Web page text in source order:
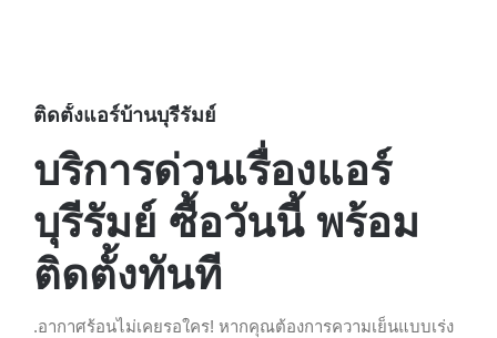
ติดตั้งแอร์บ้านบุรีรัมย์
บริการด่วนเรื่องแอร์
บุรีรัมย์ ซื้อวันนี้ พร้อม
ติดตั้งทันที
.อากาศร้อนไม่เคยรอใคร! หากคุณต้องการความเย็นแบบเร่ง